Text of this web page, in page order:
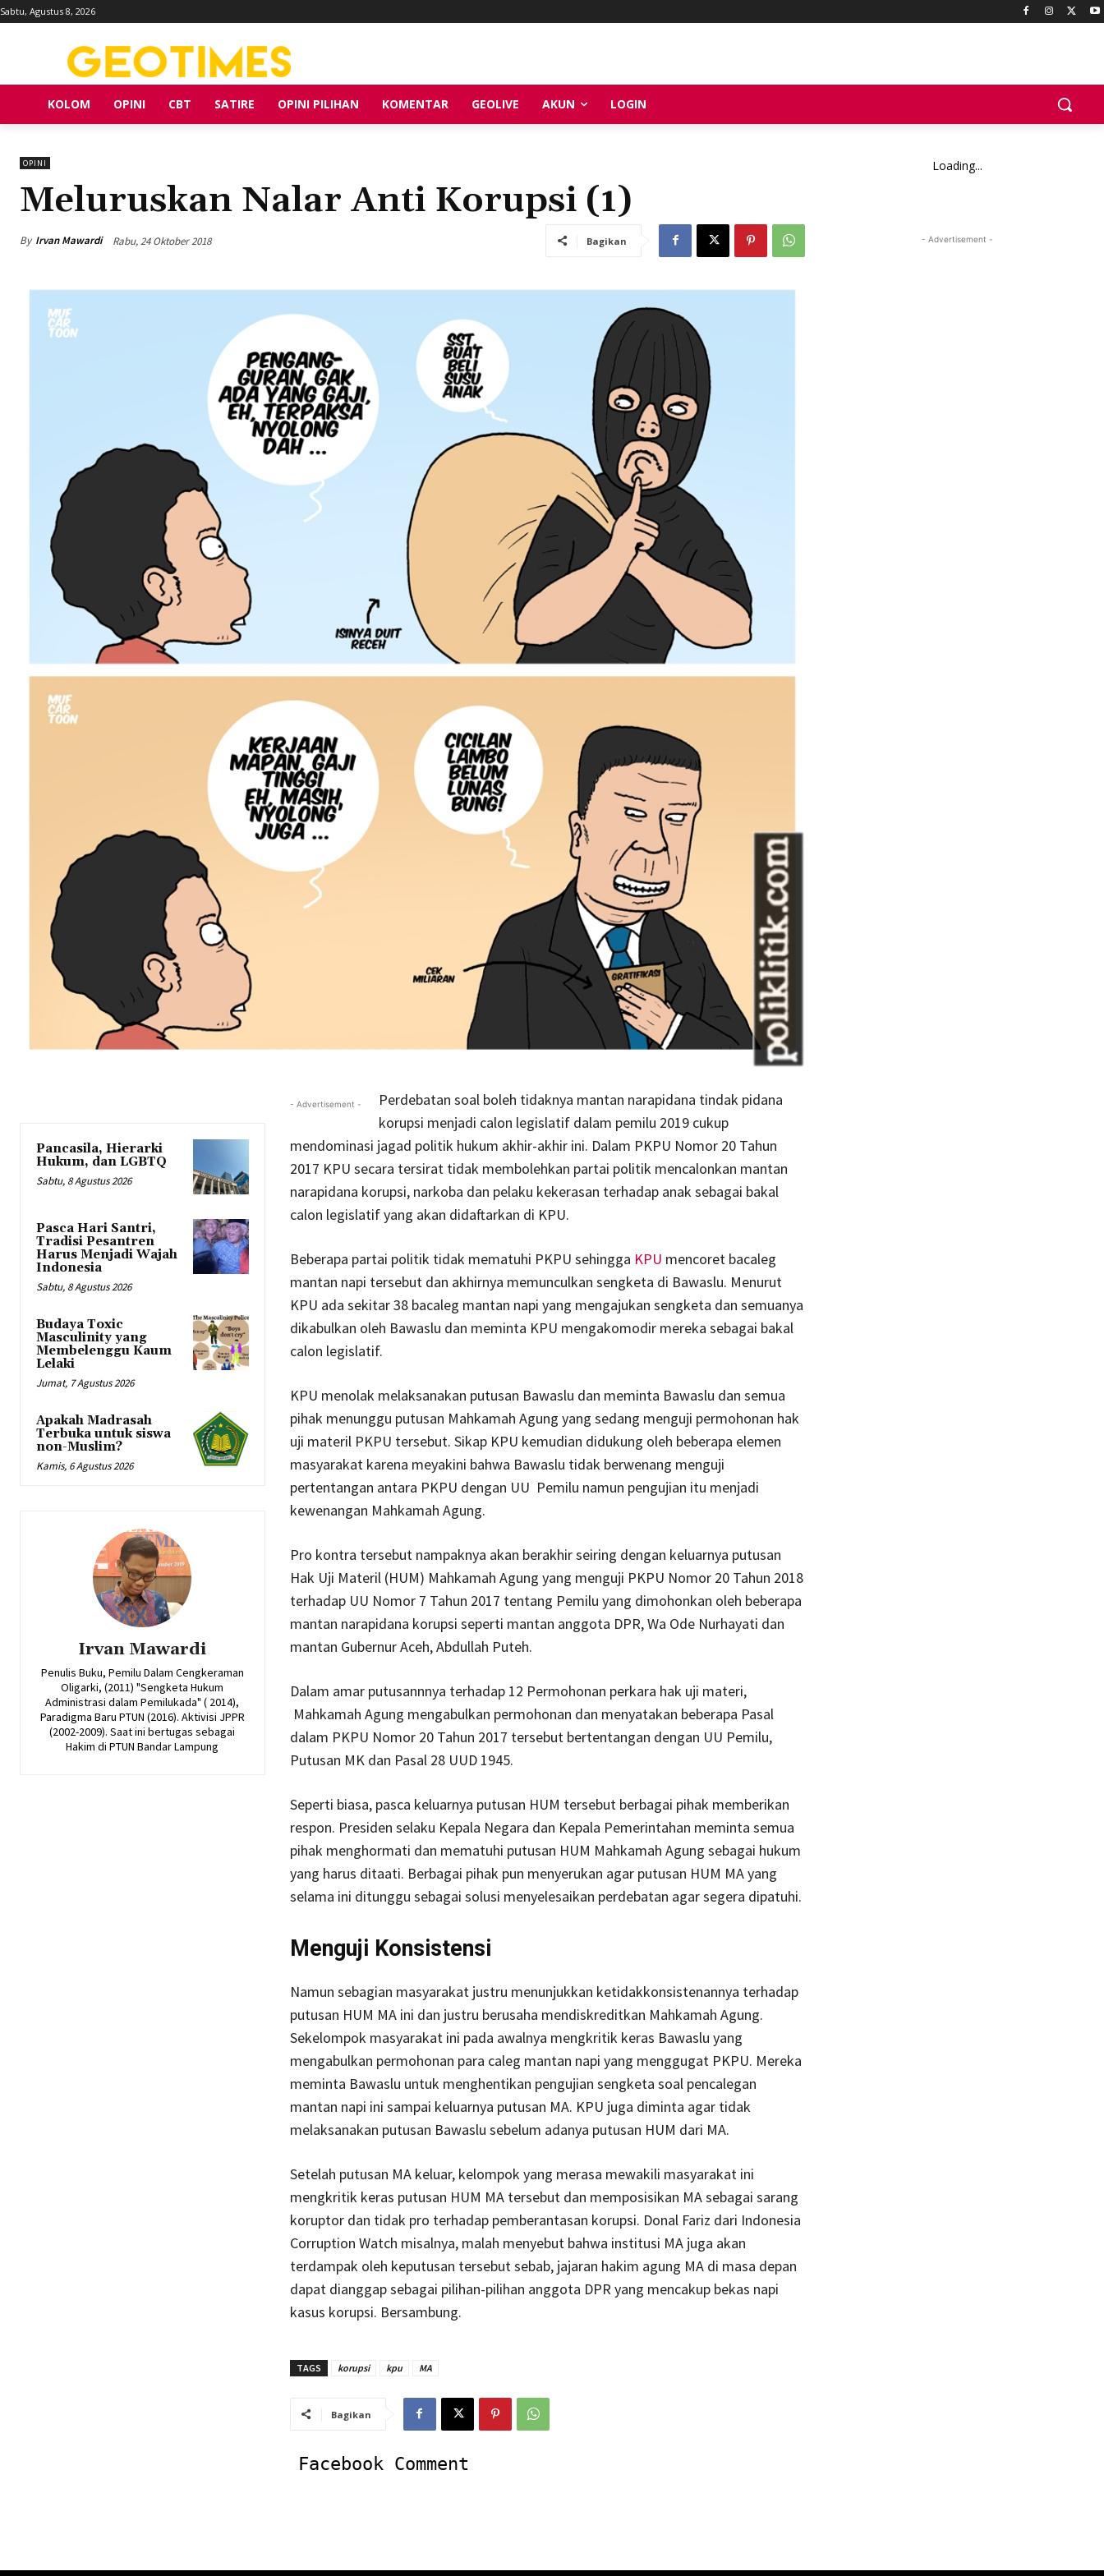
Sabtu, Agustus 8, 2026
KOLOM OPINI CBT SATIRE OPINI PILIHAN KOMENTAR GEOLIVE AKUN LOGIN
OPINI
Meluruskan Nalar Anti Korupsi (1)
By Irvan Mawardi Rabu, 24 Oktober 2018 Bagikan
Pancasila, Hierarki
Hukum, dan LGBTQ
Sabtu, 8 Agustus 2026
Pasca Hari Santri,
Tradisi Pesantren
Harus Menjadi Wajah
Indonesia
Sabtu, 8 Agustus 2026
Budaya Toxic
Masculinity yang
Membelenggu Kaum
Lelaki
Jumat, 7 Agustus 2026
Apakah Madrasah
Terbuka untuk siswa
non-Muslim?
Kamis, 6 Agustus 2026
Irvan Mawardi
Penulis Buku, Pemilu Dalam Cengkeraman
Oligarki, (2011) "Sengketa Hukum
Administrasi dalam Pemilukada" ( 2014),
Paradigma Baru PTUN (2016). Aktivisi JPPR
(2002-2009). Saat ini bertugas sebagai
Hakim di PTUN Bandar Lampung
- Advertisement -
Perdebatan soal boleh tidaknya mantan narapidana tindak pidana
korupsi menjadi calon legislatif dalam pemilu 2019 cukup
mendominasi jagad politik hukum akhir-akhir ini. Dalam PKPU Nomor 20 Tahun
2017 KPU secara tersirat tidak membolehkan partai politik mencalonkan mantan
narapidana korupsi, narkoba dan pelaku kekerasan terhadap anak sebagai bakal
calon legislatif yang akan didaftarkan di KPU.
Beberapa partai politik tidak mematuhi PKPU sehingga KPU mencoret bacaleg
mantan napi tersebut dan akhirnya memunculkan sengketa di Bawaslu. Menurut
KPU ada sekitar 38 bacaleg mantan napi yang mengajukan sengketa dan semuanya
dikabulkan oleh Bawaslu dan meminta KPU mengakomodir mereka sebagai bakal
calon legislatif.
KPU menolak melaksanakan putusan Bawaslu dan meminta Bawaslu dan semua
pihak menunggu putusan Mahkamah Agung yang sedang menguji permohonan hak
uji materil PKPU tersebut. Sikap KPU kemudian didukung oleh beberapa elemen
masyarakat karena meyakini bahwa Bawaslu tidak berwenang menguji
pertentangan antara PKPU dengan UU Pemilu namun pengujian itu menjadi
kewenangan Mahkamah Agung.
Pro kontra tersebut nampaknya akan berakhir seiring dengan keluarnya putusan
Hak Uji Materil (HUM) Mahkamah Agung yang menguji PKPU Nomor 20 Tahun 2018
terhadap UU Nomor 7 Tahun 2017 tentang Pemilu yang dimohonkan oleh beberapa
mantan narapidana korupsi seperti mantan anggota DPR, Wa Ode Nurhayati dan
mantan Gubernur Aceh, Abdullah Puteh.
Dalam amar putusannnya terhadap 12 Permohonan perkara hak uji materi,
Mahkamah Agung mengabulkan permohonan dan menyatakan beberapa Pasal
dalam PKPU Nomor 20 Tahun 2017 tersebut bertentangan dengan UU Pemilu,
Putusan MK dan Pasal 28 UUD 1945.
Seperti biasa, pasca keluarnya putusan HUM tersebut berbagai pihak memberikan
respon. Presiden selaku Kepala Negara dan Kepala Pemerintahan meminta semua
pihak menghormati dan mematuhi putusan HUM Mahkamah Agung sebagai hukum
yang harus ditaati. Berbagai pihak pun menyerukan agar putusan HUM MA yang
selama ini ditunggu sebagai solusi menyelesaikan perdebatan agar segera dipatuhi.
Menguji Konsistensi
Namun sebagian masyarakat justru menunjukkan ketidakkonsistenannya terhadap
putusan HUM MA ini dan justru berusaha mendiskreditkan Mahkamah Agung.
Sekelompok masyarakat ini pada awalnya mengkritik keras Bawaslu yang
mengabulkan permohonan para caleg mantan napi yang menggugat PKPU. Mereka
meminta Bawaslu untuk menghentikan pengujian sengketa soal pencalegan
mantan napi ini sampai keluarnya putusan MA. KPU juga diminta agar tidak
melaksanakan putusan Bawaslu sebelum adanya putusan HUM dari MA.
Setelah putusan MA keluar, kelompok yang merasa mewakili masyarakat ini
mengkritik keras putusan HUM MA tersebut dan memposisikan MA sebagai sarang
koruptor dan tidak pro terhadap pemberantasan korupsi. Donal Fariz dari Indonesia
Corruption Watch misalnya, malah menyebut bahwa institusi MA juga akan
terdampak oleh keputusan tersebut sebab, jajaran hakim agung MA di masa depan
dapat dianggap sebagai pilihan-pilihan anggota DPR yang mencakup bekas napi
kasus korupsi. Bersambung.
TAGS korupsi kpu MA
Bagikan
Facebook Comment
Loading...
- Advertisement -